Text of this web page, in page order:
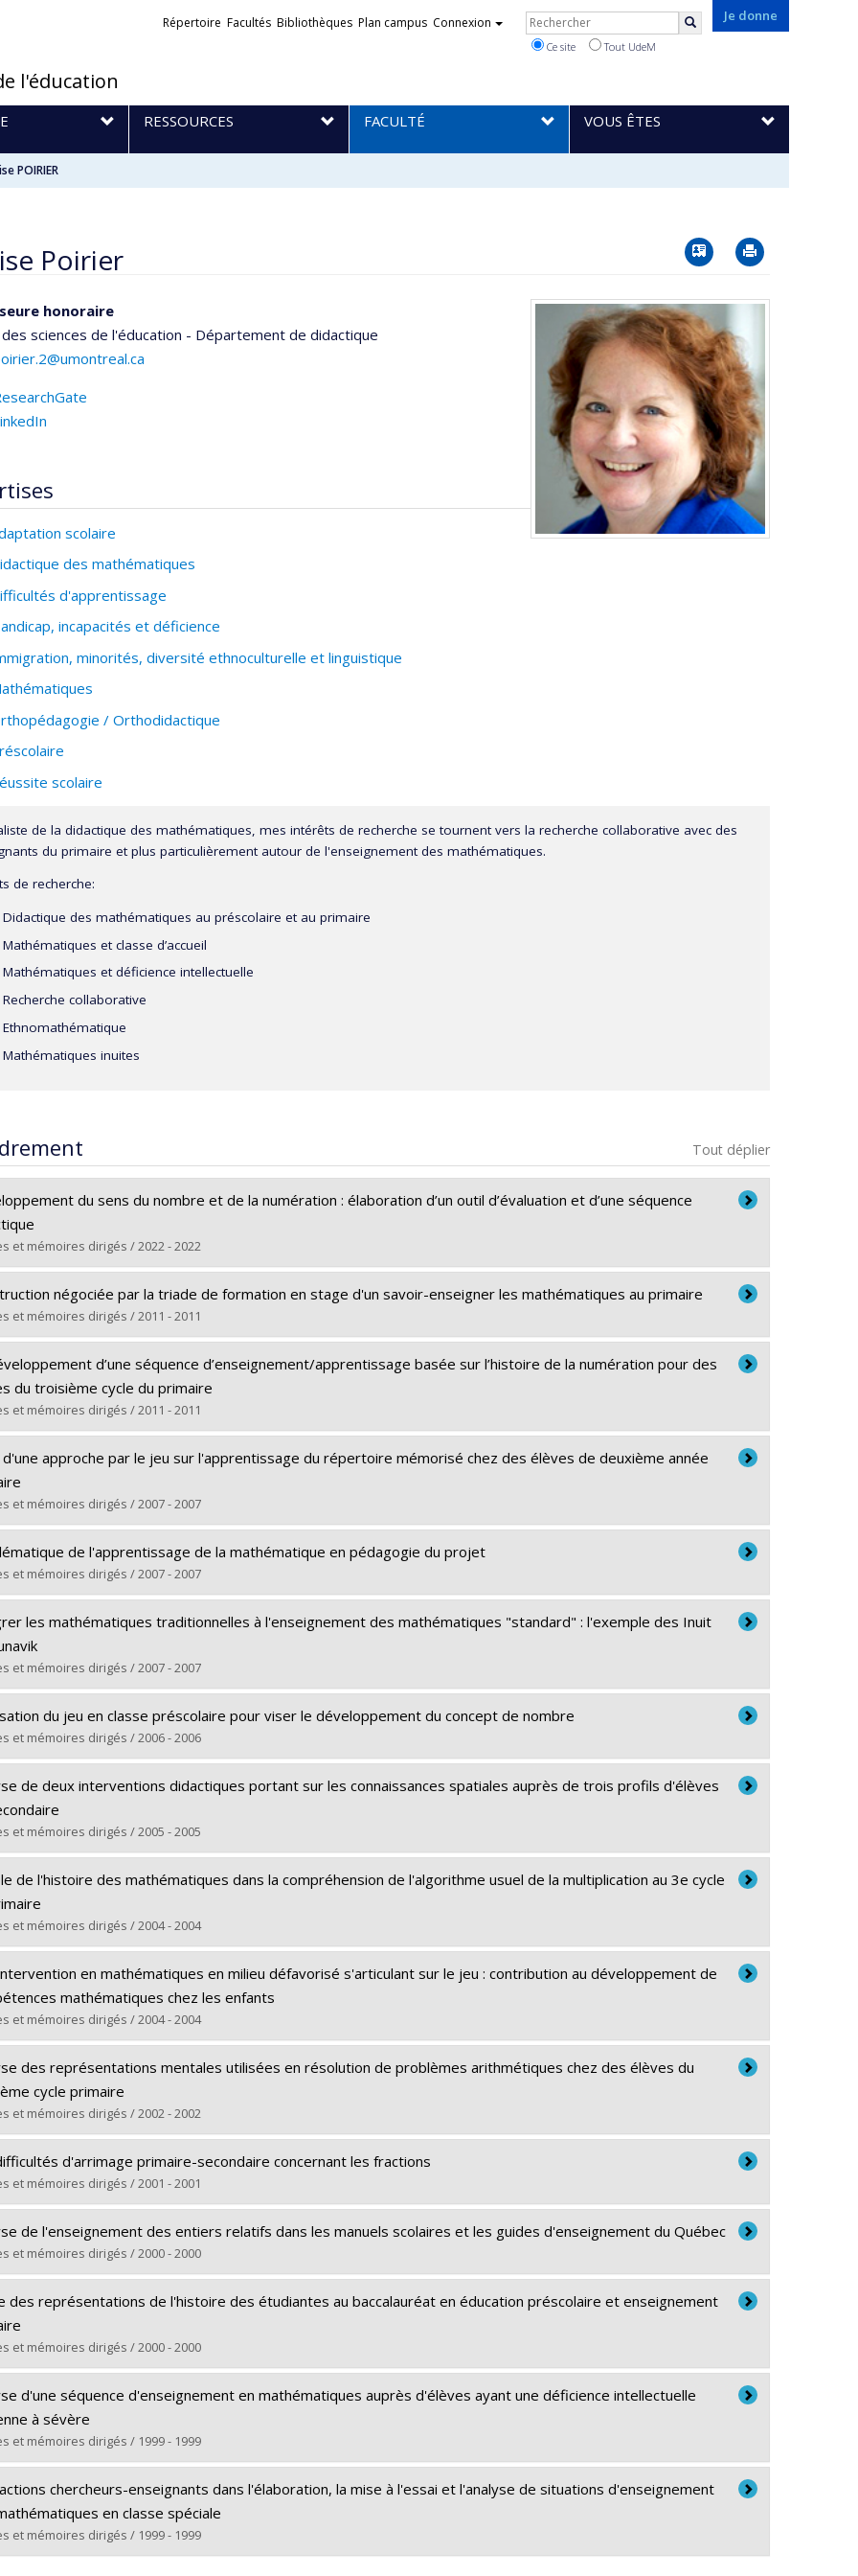
l'éducation
Je donne
Liens
Répertoire Facultés Bibliothèques Plan campus Connexion Rechercher
Ce site Tout UdeM
RESSOURCES FACULTÉ VOUS ÊTES
POIRIER
Poirier Vcard
honoraire
des sciences de l'éducation - Département de didactique
scolaire
des mathématiques
d'apprentissage
incapacités et déficience
minorités, diversité ethnoculturelle et linguistique
/ Orthodidactique
scolaire
de la didactique des mathématiques, mes intérêts de recherche se tournent vers la recherche collaborative avec des
du primaire et plus particulièrement autour de l'enseignement des mathématiques.
de recherche:
Didactique des mathématiques au préscolaire et au primaire
Mathématiques et classe d’accueil
Mathématiques et déficience intellectuelle
Recherche collaborative
Ethnomathématique
Mathématiques inuites
Tout déplier
du sens du nombre et de la numération : élaboration d’un outil d’évaluation et d’une séquence
et mémoires dirigés / 2022 - 2022
: Bisaillon, Nathalie
: Doctorat
obtenu :Ph. D.
le document dans Papyrus
négociée par la triade de formation en stage d'un savoir-enseigner les mathématiques au primaire
et mémoires dirigés / 2011 - 2011
:Bacon, Lily
: Doctorat
obtenu :Ph. D.
le document dans Papyrus
d’une séquence d’enseignement/apprentissage basée sur l’histoire de la numération pour des
du troisième cycle du primaire
et mémoires dirigés / 2011 - 2011
:Poirier, Julie
:Doctorat
obtenu :Ph. D.
le document dans Papyrus
approche par le jeu sur l'apprentissage du répertoire mémorisé chez des élèves de deuxième année
et mémoires dirigés / 2007 - 2007
:Juteau, Marie Christine
: Maîtrise
obtenu :M.A.
le document dans Papyrus
de l'apprentissage de la mathématique en pédagogie du projet
et mémoires dirigés / 2007 - 2007
:Kasende, Anganda Kanyama Jean
:Maîtrise
obtenu :M.A.
le document dans Papyrus
les mathématiques traditionnelles à l'enseignement des mathématiques "standard" : l'exemple des Inuit
et mémoires dirigés / 2007 - 2007
:Bortuzzo, Jacqueline
: Maîtrise
obtenu :M.A.
le document dans Papyrus
du jeu en classe préscolaire pour viser le développement du concept de nombre
et mémoires dirigés / 2006 - 2006
:Dumais, Stéphanie
:Doctorat
obtenu :Ph. D.
le document dans Papyrus
de deux interventions didactiques portant sur les connaissances spatiales auprès de trois profils d'élèves
et mémoires dirigés / 2005 - 2005
:Marchand, Patricia
:Doctorat
obtenu :Ph. D.
le document dans Papyrus
de l'histoire des mathématiques dans la compréhension de l'algorithme usuel de la multiplication au 3e cycle
et mémoires dirigés / 2004 - 2004
:Corbeil, Julie
:Maîtrise
obtenu :M. Sc.
le document dans Papyrus
en mathématiques en milieu défavorisé s'articulant sur le jeu : contribution au développement de
mathématiques chez les enfants
et mémoires dirigés / 2004 - 2004
:Tourigny, Catherine
:Maîtrise
obtenu :M.A.
le document dans Papyrus
des représentations mentales utilisées en résolution de problèmes arithmétiques chez des élèves du
cycle primaire
et mémoires dirigés / 2002 - 2002
:St-Vincent, Lise-Anne
: Maîtrise
obtenu :M.A.
le document dans Papyrus
d'arrimage primaire-secondaire concernant les fractions
et mémoires dirigés / 2001 - 2001
:Leclerc, Linda
: Maîtrise
obtenu :M.A.
le document dans Papyrus
de l'enseignement des entiers relatifs dans les manuels scolaires et les guides d'enseignement du Québec
et mémoires dirigés / 2000 - 2000
:Jordi, Isabelle
:Maîtrise
obtenu :M.A.
le document dans Papyrus
des représentations de l'histoire des étudiantes au baccalauréat en éducation préscolaire et enseignement
et mémoires dirigés / 2000 - 2000
:Déry, Chantal
:Maîtrise
obtenu :M.A.
le document dans Papyrus
d'une séquence d'enseignement en mathématiques auprès d'élèves ayant une déficience intellectuelle
à sévère
et mémoires dirigés / 1999 - 1999
:St-Jean, Bruno
:Maîtrise
obtenu :M.A.
le document dans Papyrus
chercheurs-enseignants dans l'élaboration, la mise à l'essai et l'analyse de situations d'enseignement
en classe spéciale
et mémoires dirigés / 1999 - 1999